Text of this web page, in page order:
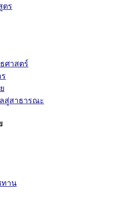
ตร
ศาสตร์
สู่สาธารณะ
ทาน